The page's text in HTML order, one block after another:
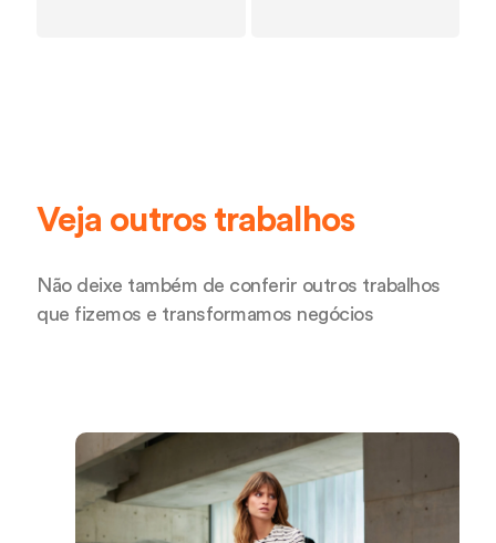
Veja outros trabalhos
Não deixe também de conferir outros trabalhos
que fizemos e transformamos negócios